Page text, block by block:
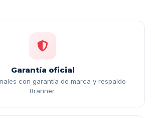
Garantía oficial
con garantía de marca y respaldo
Branner.